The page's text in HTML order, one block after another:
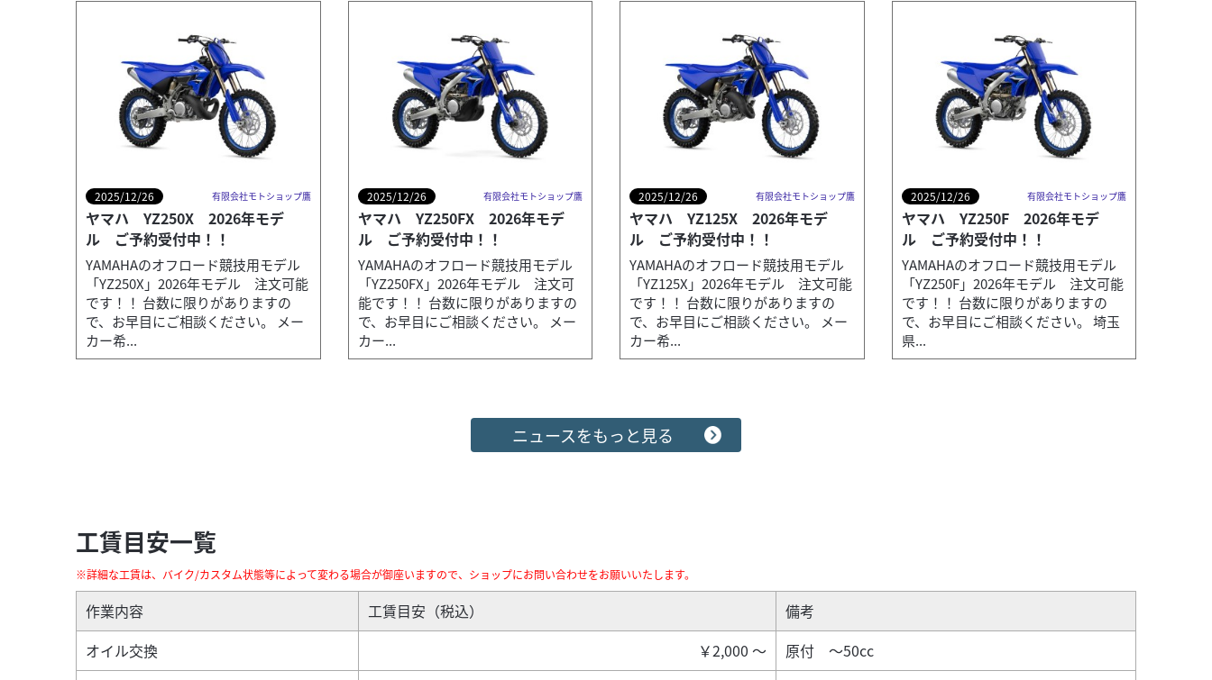
YAMAHAのオフロード競技用モデル「YZ450F」2026年モデル 注文可能です！！ 台数に限りがありますので、お早目にご相談ください。 メーカー希...
2025/12/26 有限会社モトショップ鷹
ヤマハ YZ250X 2026年モデ
ル ご予約受付中！！
YAMAHAのオフロード競技用モデル
「YZ250X」2026年モデル 注文可能
です！！ 台数に限りがありますの
で、お早目にご相談ください。 メー
カー希...
2025/12/26 有限会社モトショップ鷹
ヤマハ YZ250FX 2026年モデ
ル ご予約受付中！！
YAMAHAのオフロード競技用モデル
「YZ250FX」2026年モデル 注文可
能です！！ 台数に限りがありますの
で、お早目にご相談ください。 メー
カー...
2025/12/26 有限会社モトショップ鷹
ヤマハ YZ125X 2026年モデ
ル ご予約受付中！！
YAMAHAのオフロード競技用モデル
「YZ125X」2026年モデル 注文可能
です！！ 台数に限りがありますの
で、お早目にご相談ください。 メー
カー希...
2025/12/26 有限会社モトショップ鷹
ヤマハ YZ250F 2026年モデ
ル ご予約受付中！！
YAMAHAのオフロード競技用モデル
「YZ250F」2026年モデル 注文可能
です！！ 台数に限りがありますの
で、お早目にご相談ください。 埼玉
県...
ニュースをもっと見る
工賃目安一覧
※詳細な工賃は、バイク/カスタム状態等によって変わる場合が御座いますので、ショップにお問い合わせをお願いいたします。
作業内容 工賃目安（税込）
備考
オイル交換
￥2,000 ～
原付 ～50cc